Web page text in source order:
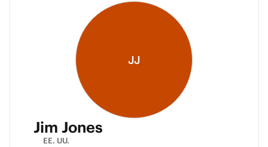
JJ
Jim Jones
EE. UU.